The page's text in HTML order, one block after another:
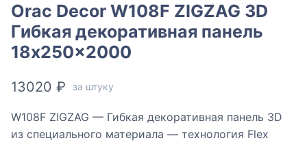
Orac Decor W108F ZIGZAG 3D
Гибкая декоративная панель
18x250x2000
13020 ₽ за штуку
W108F ZIGZAG — Гибкая декоративная панель 3D
из специального материала — технология Flex